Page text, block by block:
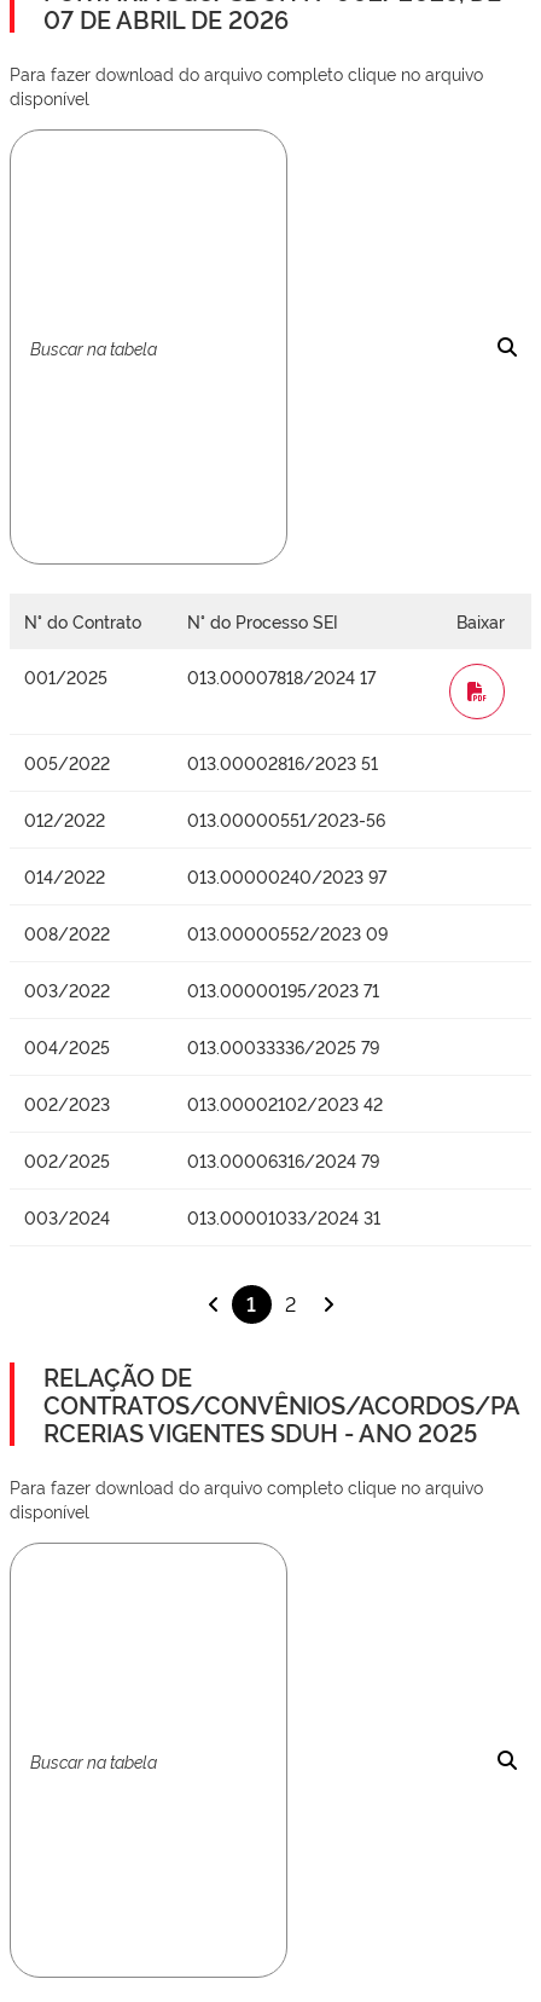
07 DE ABRIL DE 2026
Para fazer download do arquivo completo clique no arquivo
disponível
N° do Contrato N° do Processo SEI Baixar
001/2025 013.00007818/2024 17
WORD
005/2022 013.00002816/2023 51
012/2022 013.00000551/2023-56
014/2022 013.00000240/2023 97
008/2022 013.00000552/2023 09
003/2022 013.00000195/2023 71
004/2025 013.00033336/2025 79
002/2023 013.00002102/2023 42
002/2025 013.00006316/2024 79
003/2024 013.00001033/2024 31
1 2
RELAÇÃO DE
CONTRATOS/CONVÊNIOS/ACORDOS/PA
RCERIAS VIGENTES SDUH - ANO 2025
Para fazer download do arquivo completo clique no arquivo
disponível